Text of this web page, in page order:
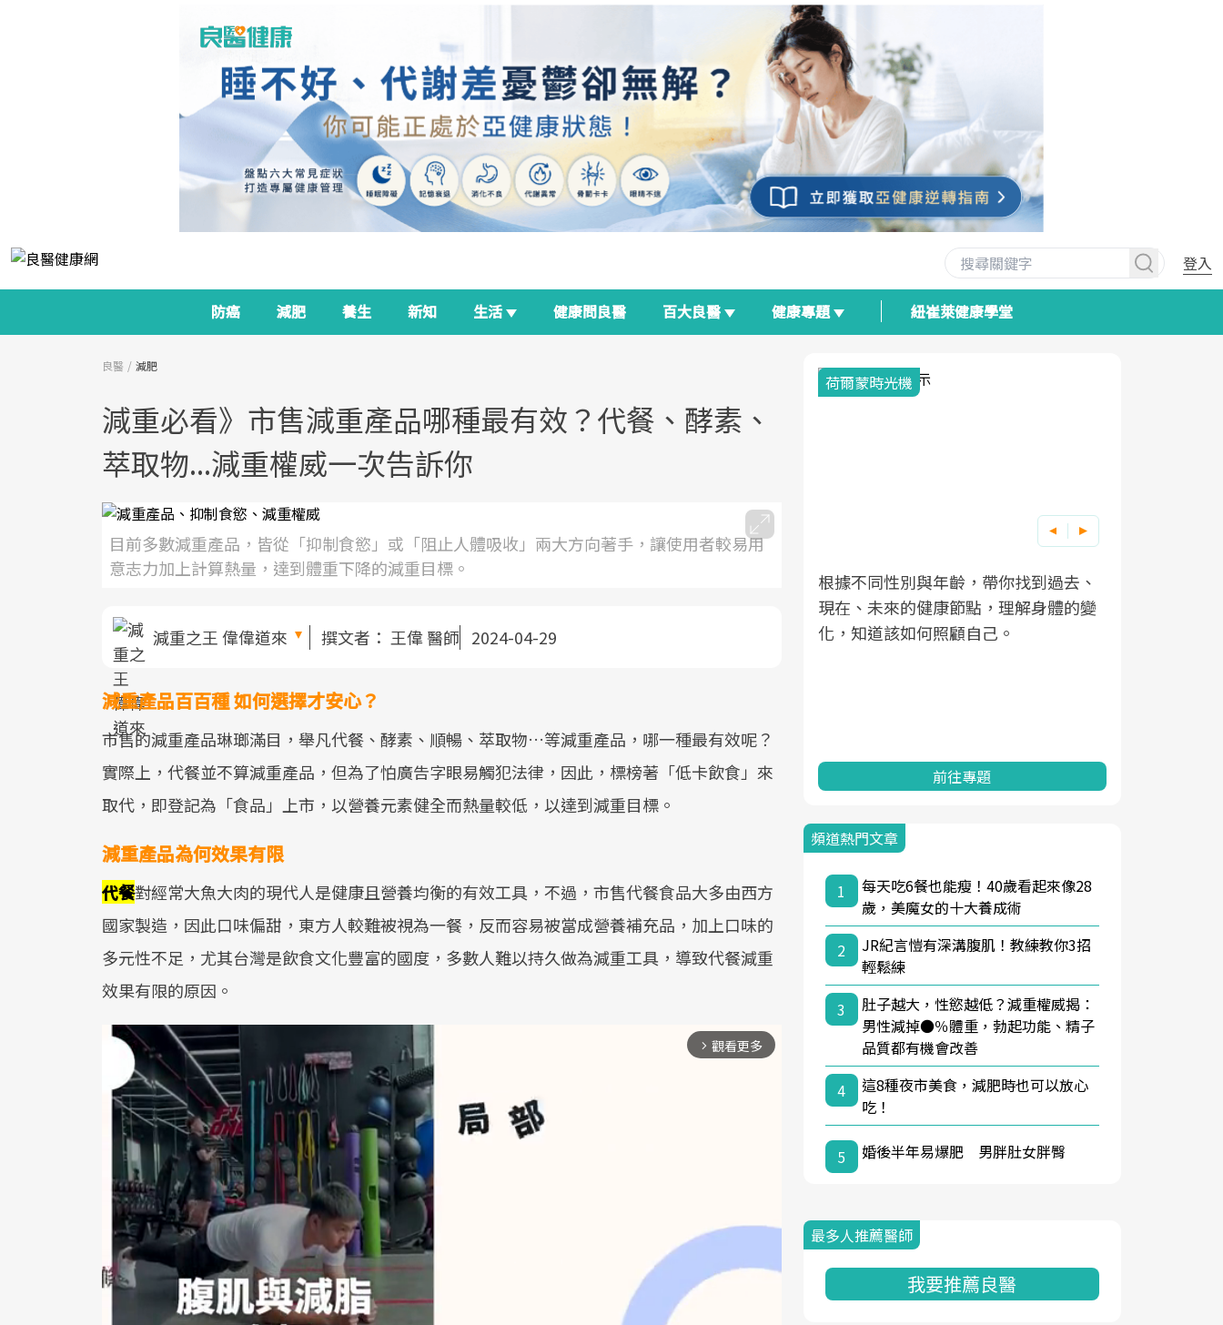
登入
防癌 減肥 養生 新知 生活 健康問良醫 百大良醫 健康專題 紐崔萊健康學堂
良醫 減肥
減重必看》市售減重產品哪種最有效？代餐、酵素、
萃取物...減重權威一次告訴你
目前多數減重產品，皆從「抑制食慾」或「阻止人體吸收」兩大方向著手，讓使用者較易用
意志力加上計算熱量，達到體重下降的減重目標。
減重之王 偉偉道來 撰文者： 王偉 醫師 2024-04-29
減重產品百百種 如何選擇才安心？
市售的減重產品琳瑯滿目，舉凡代餐、酵素、順暢、萃取物…等減重產品，哪一種最有效呢？
實際上，代餐並不算減重產品，但為了怕廣告字眼易觸犯法律，因此，標榜著「低卡飲食」來
取代，即登記為「食品」上市，以營養元素健全而熱量較低，以達到減重目標。
減重產品為何效果有限
代餐對經常大魚大肉的現代人是健康且營養均衡的有效工具，不過，市售代餐食品大多由西方
國家製造，因此口味偏甜，東方人較難被視為一餐，反而容易被當成營養補充品，加上口味的
多元性不足，尤其台灣是飲食文化豐富的國度，多數人難以持久做為減重工具，導致代餐減重
效果有限的原因。
arrow_forward_ios 觀看更多
政策如「健康台灣推動委員會」與「長
狀況、啟動健康管理的重要起點。
前往專題
全面啟動你的健康革命！
前往專題
建立對亞健康的認知，進而引導實際的
前往專題
荷爾蒙時光機
根據不同性別與年齡，帶你找到過去、
現在、未來的健康節點，理解身體的變
化，知道該如何照顧自己。
前往專題
頻道熱門文章
1
每天吃6餐也能瘦！40歲看起來像28
歲，美魔女的十大養成術
2
JR紀言愷有深溝腹肌！教練教你3招
輕鬆練
3
肚子越大，性慾越低？減重權威揭：
男性減掉●％體重，勃起功能、精子
品質都有機會改善
4
這8種夜市美食，減肥時也可以放心
吃！
5 婚後半年易爆肥 男胖肚女胖臀
最多人推薦醫師
我要推薦良醫